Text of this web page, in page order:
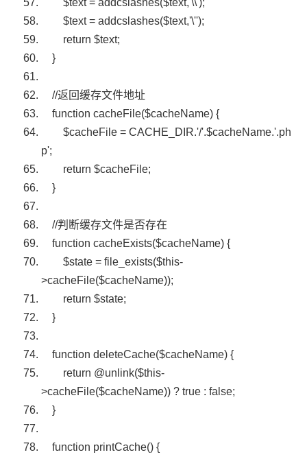
$text= addcslashes($text, '\\');
$text = addcslashes($text,'\'');
return $text;
}
//返回缓存文件地址
function cacheFile($cacheName) {
$cacheFile = CACHE_DIR.'/'.$cacheName.'.ph
p';
return $cacheFile;
}
//判断缓存文件是否存在
function cacheExists($cacheName) {
$state = file_exists($this-
>cacheFile($cacheName));
return $state;
}
function deleteCache($cacheName) {
return @unlink($this-
>cacheFile($cacheName)) ? true : false;
}
function printCache() {